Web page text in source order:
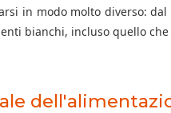
in modo molto diverso:
bianchi, incluso quello